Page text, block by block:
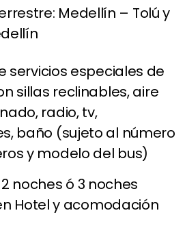
Medellín – Tolú y
servicios especiales de
sillas reclinables, aire
radio, tv,
baño (sujeto al número
y modelo del bus)
noches ó 3 noches
Hotel y acomodación